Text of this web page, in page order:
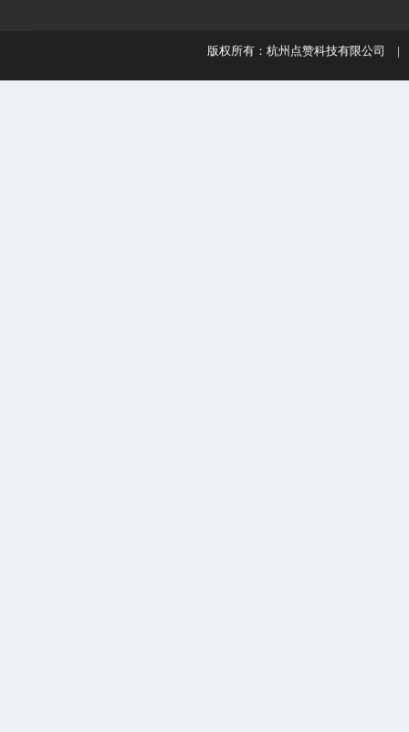
版权所有：杭州点赞科技有限公司